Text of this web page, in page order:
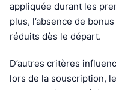
appliquée durant les
plus, l’absence de
réduits dès le départ.
D’autres critères
lors de la souscription,